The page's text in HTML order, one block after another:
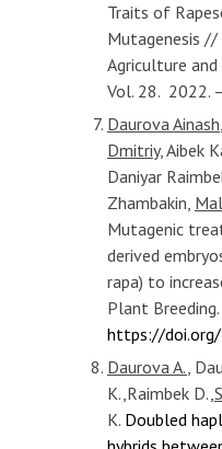
Traits of
Mutagenesis
Agriculture and
Vol. 28. 2022.
Daurova Ainash
Dmitriy, Aibek
Daniyar
Zhambakin,
Mutagenic
derived
rapa) to
Plant
https://
Daurova A.,
K.,Raimbek D.,
K. Doubled